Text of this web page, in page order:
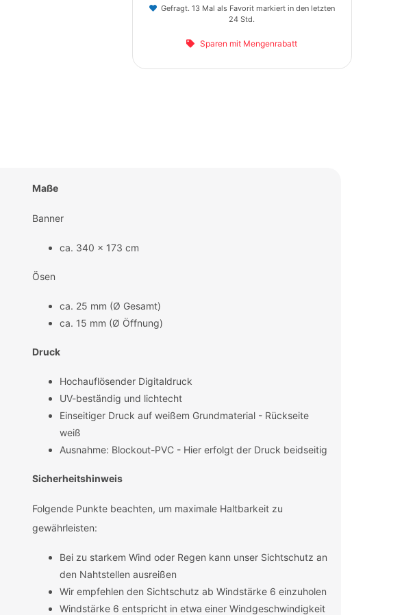
Gefragt. 13 Mal als Favorit markiert in den letzten
24 Std.
Sparen mit Mengenrabatt
Maße
Banner
ca. 340 x 173 cm
Ösen
ca. 25 mm (Ø Gesamt)
ca. 15 mm (Ø Öffnung)
Druck
Hochauflösender Digitaldruck
UV-beständig und lichtecht
Einseitiger Druck auf weißem Grundmaterial - Rückseite
weiß
Ausnahme: Blockout-PVC - Hier erfolgt der Druck beidseitig
Sicherheitshinweis
Folgende Punkte beachten, um maximale Haltbarkeit zu
gewährleisten:
Bei zu starkem Wind oder Regen kann unser Sichtschutz an
den Nahtstellen ausreißen
Wir empfehlen den Sichtschutz ab Windstärke 6 einzuholen
Windstärke 6 entspricht in etwa einer Windgeschwindigkeit